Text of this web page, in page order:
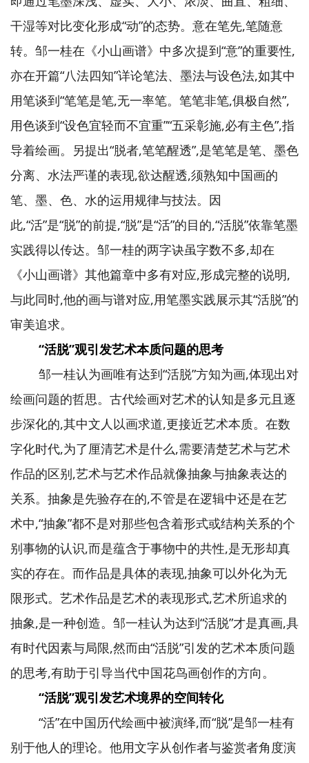
干湿等对比变化形成“动”的态势。意在笔先,笔随意
转。邹一桂在《小山画谱》中多次提到“意”的重要性,
亦在开篇“八法四知”详论笔法、墨法与设色法,如其中
用笔谈到“笔笔是笔,无一率笔。笔笔非笔,俱极自然”,
用色谈到“设色宜轻而不宜重”“五采彰施,必有主色”,指
导着绘画。另提出“脱者,笔笔醒透”,是笔笔是笔、墨色
分离、水法严谨的表现,欲达醒透,须熟知中国画的
笔、墨、色、水的运用规律与技法。因
此,“活”是“脱”的前提,“脱”是“活”的目的,“活脱”依靠笔墨
实践得以传达。邹一桂的两字诀虽字数不多,却在
《小山画谱》其他篇章中多有对应,形成完整的说明,
与此同时,他的画与谱对应,用笔墨实践展示其“活脱”的
审美追求。
“活脱”观引发艺术本质问题的思考
邹一桂认为画唯有达到“活脱”方知为画,体现出对
绘画问题的哲思。古代绘画对艺术的认知是多元且逐
步深化的,其中文人以画求道,更接近艺术本质。在数
字化时代,为了厘清艺术是什么,需要清楚艺术与艺术
作品的区别,艺术与艺术作品就像抽象与抽象表达的
关系。抽象是先验存在的,不管是在逻辑中还是在艺
术中,“抽象”都不是对那些包含着形式或结构关系的个
别事物的认识,而是蕴含于事物中的共性,是无形却真
实的存在。而作品是具体的表现,抽象可以外化为无
限形式。艺术作品是艺术的表现形式,艺术所追求的
抽象,是一种创造。邹一桂认为达到“活脱”才是真画,具
有时代因素与局限,然而由“活脱”引发的艺术本质问题
的思考,有助于引导当代中国花鸟画创作的方向。
“活脱”观引发艺术境界的空间转化
“活”在中国历代绘画中被演绎,而“脱”是邹一桂有
别于他人的理论。他用文字从创作者与鉴赏者角度演